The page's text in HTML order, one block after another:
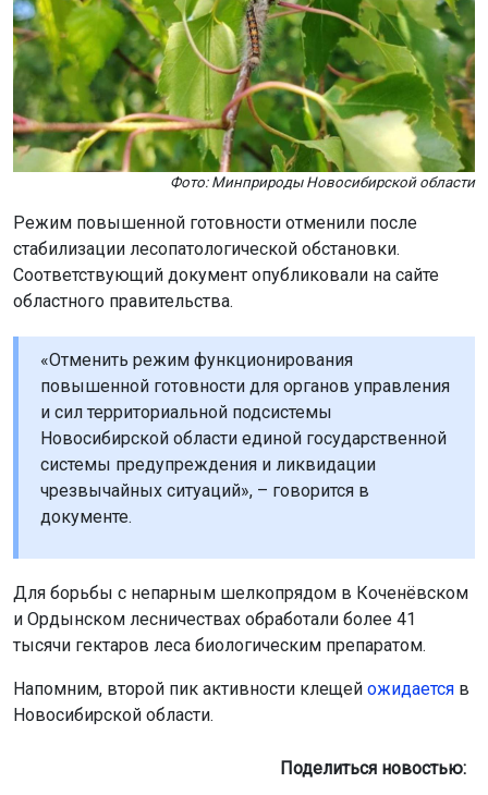
Фото: Минприроды Новосибирской области
Режим повышенной готовности отменили после
стабилизации лесопатологической обстановки.
Соответствующий документ опубликовали на сайте
областного правительства.
«Отменить режим функционирования
повышенной готовности для органов управления
и сил территориальной подсистемы
Новосибирской области единой государственной
системы предупреждения и ликвидации
чрезвычайных ситуаций», – говорится в
документе.
Для борьбы с непарным шелкопрядом в Коченёвском
и Ордынском лесничествах обработали более 41
тысячи гектаров леса биологическим препаратом.
Напомним, второй пик активности клещей ожидается в
Новосибирской области.
Поделиться новостью: